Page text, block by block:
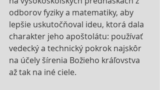
odborov fyziky a matematiky, aby
lepšie uskutočňoval ideu, ktorá dala
charakter jeho apoštolátu: používať
vedecký a technický pokrok najskôr
na účely šírenia Božieho kráľovstva
až tak na iné ciele.